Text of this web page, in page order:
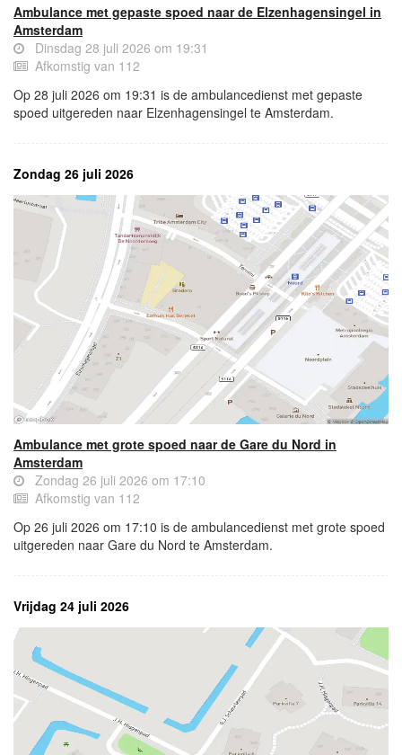
Ambulance met gepaste spoed naar de Elzenhagensingel in
Amsterdam
Dinsdag 28 juli 2026 om 19:31
Afkomstig van 112
Op 28 juli 2026 om 19:31 is de ambulancedienst met gepaste
spoed uitgereden naar Elzenhagensingel te Amsterdam.
Zondag 26 juli 2026
Ambulance met grote spoed naar de Gare du Nord in
Amsterdam
Zondag 26 juli 2026 om 17:10
Afkomstig van 112
Op 26 juli 2026 om 17:10 is de ambulancedienst met grote spoed
uitgereden naar Gare du Nord te Amsterdam.
Vrijdag 24 juli 2026